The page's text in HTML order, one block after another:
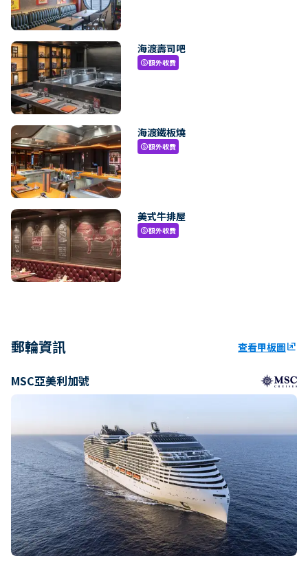
海渡壽司吧
paid額外收費
海渡鐵板燒
paid額外收費
美式牛排屋
paid額外收費
郵輪資訊 查看甲板圖ungroup
MSC亞美利加號